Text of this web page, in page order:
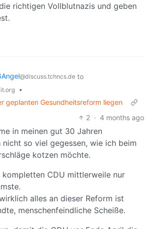
richtigen Vollblutnazis und geben
@discuss.tchncs.de to
•
geplanten Gesundheitsreform liegen
2 · 4 months ago
in meinen gut 30 Jahren
nicht so viel gegessen, wie ich beim
kotzen möchte.
kompletten CDU mittlerweile nur
alles an dieser Reform ist
menschenfeindliche Scheiße.